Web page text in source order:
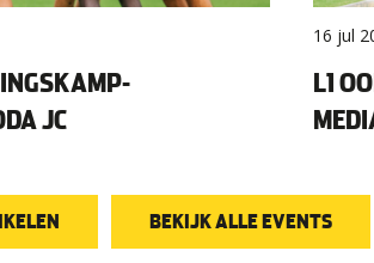
JC
16 jul
L1
BEKIJK ALLE EVENTS